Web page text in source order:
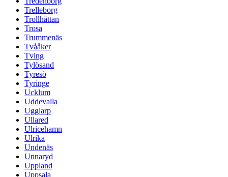
Trelleborg
Trollhättan
Trosa
Trummenäs
Tvååker
Tving
Tylösand
Tyresö
Tyringe
Ucklum
Uddevalla
Ugglarp
Ullared
Ulricehamn
Ulrika
Undenäs
Unnaryd
Uppland
Uppsala